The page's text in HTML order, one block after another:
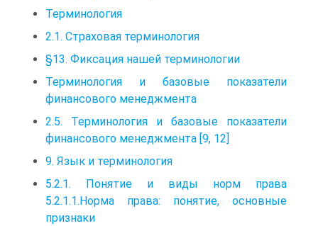
Терминология
2.1. Страховая терминология
§13. Фиксация нашей терминологии
Терминология и базовые показатели
финансового менеджмента
2.5. Терминология и базовые показатели
финансового менеджмента [9, 12]
9. Язык и терминология
5.2.1. Понятие и виды норм права
5.2.1.1.Норма права: понятие, основные
признаки